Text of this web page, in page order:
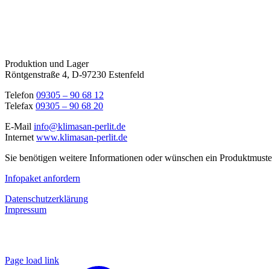
Produktion und Lager
Röntgenstraße 4, D-97230 Estenfeld
Telefon 09305 – 90 68 12
Telefax 09305 – 90 68 20
E-Mail info@klimasan-perlit.de
Internet www.klimasan-perlit.de
Sie benötigen weitere Informationen oder wünschen ein
Infopaket anfordern
Datenschutzerklärung
Impressum
Page load link